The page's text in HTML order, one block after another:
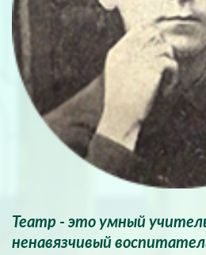
Театр - это умный
ненавязчивый